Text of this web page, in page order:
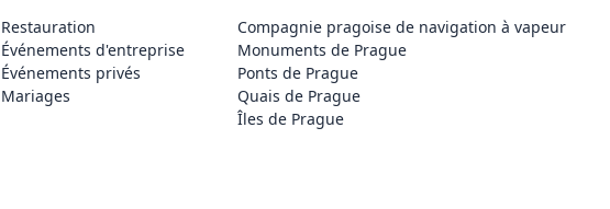
Restauration
Événements d'entreprise
Événements privés
Mariages
Compagnie pragoise de navigation à vapeur
Monuments de Prague
Ponts de Prague
Quais de Prague
Îles de Prague